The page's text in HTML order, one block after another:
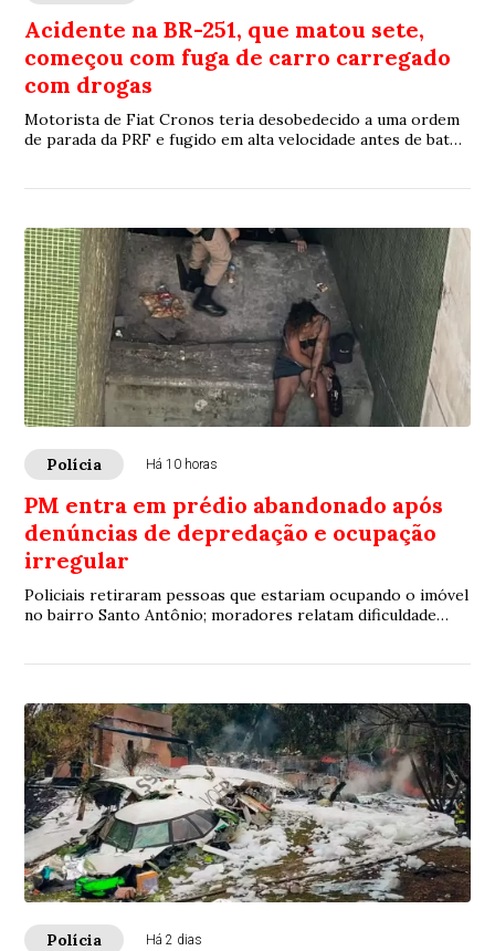
Acidente na BR-251, que matou sete,
começou com fuga de carro carregado
com drogas
Motorista de Fiat Cronos teria desobedecido a uma ordem
de parada da PRF e fugido em alta velocidade antes de bater
Polícia Há 10 horas
PM entra em prédio abandonado após
denúncias de depredação e ocupação
irregular
Policiais retiraram pessoas que estariam ocupando o imóvel
no bairro Santo Antônio; moradores relatam dificuldade
Polícia Há 2 dias